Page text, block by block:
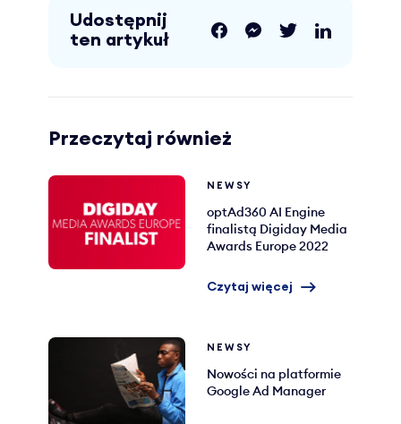
Udostępnij
ten artykuł
Przeczytaj również
NEWSY
optAd360 AI Engine
finalistą Digiday Media
Awards Europe 2022
Czytaj więcej
NEWSY
Nowości na platformie
Google Ad Manager